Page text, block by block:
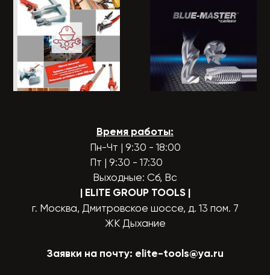
Время работы:
Пн-Чт | 9:30 - 18:00
Пт | 9:30 - 17:30
Выходные: Сб, Вс
| ELITE GROUP TOOLS |
г. Москва, Дмитровское шоссе, д. 13 пом. 7
ЖК Дыхание
Заявки на почту: elite-tools@ya.ru